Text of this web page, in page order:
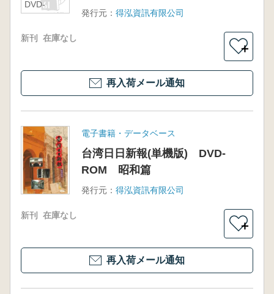
DVD-
ROM(単機
発行元： 得泓資訊有限公司
新刊 在庫なし
＋
再入荷メール通知
電子書籍・データベース
台湾日日新報(単機版) DVD-
ROM 昭和篇
発行元： 得泓資訊有限公司
新刊 在庫なし
＋
再入荷メール通知